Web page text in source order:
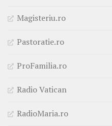
Magisteriu.ro
Pastoratie.ro
ProFamilia.ro
Radio Vatican
RadioMaria.ro